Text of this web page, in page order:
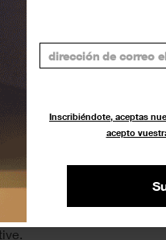
Inscribiéndote, aceptas
acepto